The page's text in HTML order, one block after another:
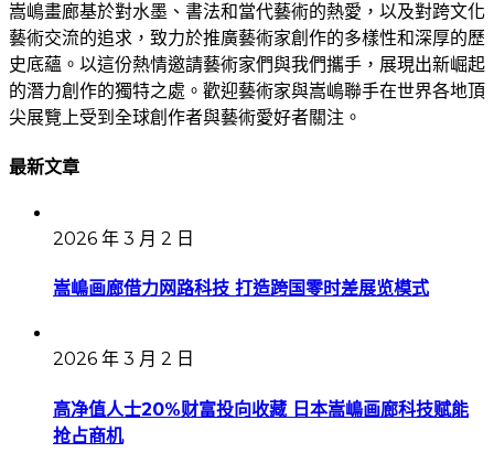
嵩嶋畫廊基於對水墨、書法和當代藝術的熱愛，以及對跨文化
藝術交流的追求，致力於推廣藝術家創作的多樣性和深厚的歷
史底蘊。以這份熱情邀請藝術家們與我們攜手，展現出新崛起
的潛力創作的獨特之處。歡迎藝術家與嵩嶋聯手在世界各地頂
尖展覽上受到全球創作者與藝術愛好者關注。
最新文章
2026 年 3 月 2 日
嵩嶋画廊借力网路科技 打造跨国零时差展览模式
2026 年 3 月 2 日
高净值人士20%财富投向收藏 日本嵩嶋画廊科技赋能
抢占商机